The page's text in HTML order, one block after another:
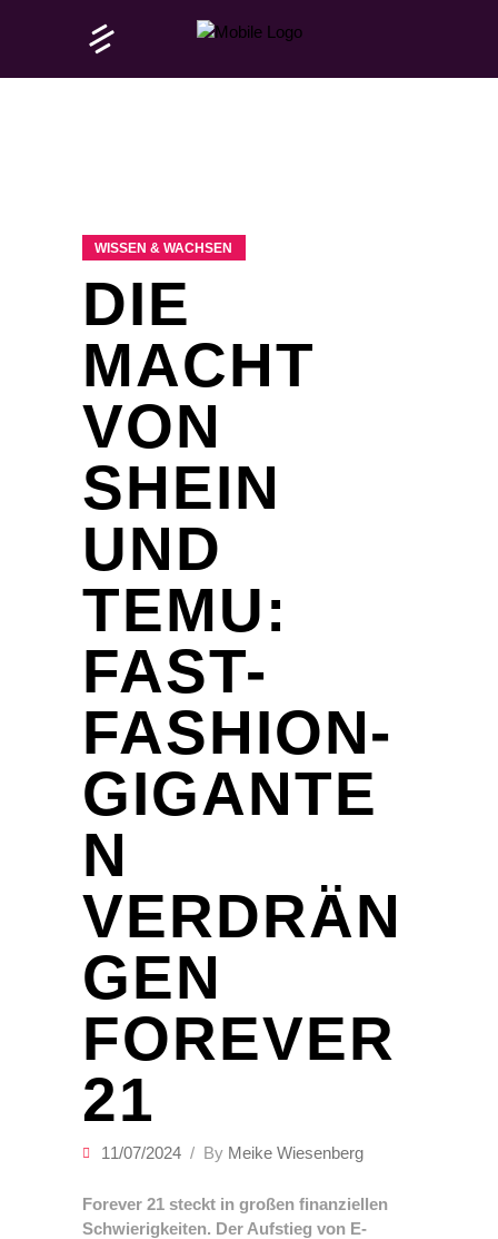
WISSEN & WACHSEN
DIE
MACHT
VON
SHEIN
UND
TEMU:
FAST-
FASHION-
GIGANTE
N
VERDRÄN
GEN
FOREVER
21
11/07/2024 By Meike Wiesenberg
Forever 21 steckt in großen finanziellen
Schwierigkeiten. Der Aufstieg von E-